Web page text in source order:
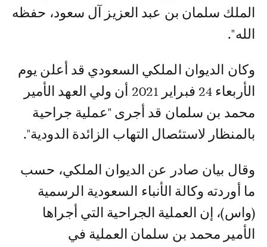
الملك سلمان بن عبد العزيز آل سعود، حفظه
الله".
وكان الديوان الملكي السعودي قد أعلن يوم
الأربعاء 24 فبراير 2021 أن ولي العهد الأمير
محمد بن سلمان قد أجرى "عملية جراحية
بالمنظار لاستئصال التهاب الزائدة الدودية".
وقال بيان صادر عن الديوان الملكي، حسب
ما أوردته وكالة الأنباء السعودية الرسمية
(واس)، إن العملية الجراحية التي أجراها
الأمير محمد بن سلمان العملية في